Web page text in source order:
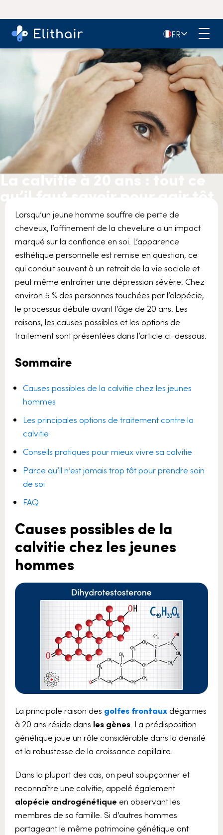
🇫🇷FR
La calvitie à 20 ans : tout ce
Lorsqu’un jeune homme souffre de perte de
cheveux, l’affinement de la chevelure a un impact
marqué sur la confiance en soi. L’apparence
esthétique personnelle est remise en question, ce
qui conduit souvent à un retrait de la vie sociale et
peut même entraîner une dépression sévère. Chez
environ 5 % des personnes touchées par l’alopécie,
le processus débute avant l’âge de 20 ans. Les
raisons, les causes possibles et les options de
traitement sont présentées dans l’article ci-dessous.
Sommaire
Causes possibles de la calvitie chez les jeunes
hommes
Les principales options de traitement contre la
calvitie
Conseils pratiques pour mieux vivre sa calvitie
Parce qu’il n’est jamais trop tôt pour prendre soin
de soi
FAQ
Causes possibles de la
calvitie chez les jeunes
hommes
La principale raison des golfes frontauxdégarnies
à 20 ans réside dans les gènes. La prédisposition
génétique joue un rôle considérable dans la densité
et la robustesse de la croissance capillaire.
Dans la plupart des cas, on peut soupçonner et
reconnaître une calvitie, appelé également
alopécie androgénétique en observant les
membres de sa famille. Si d’autres hommes
partageant le même patrimoine génétique ont